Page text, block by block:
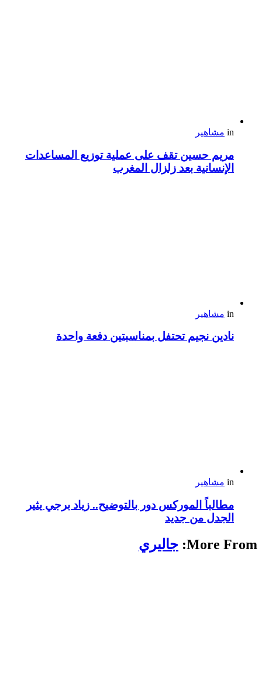
in مشاهير
مريم حسين تقف على عملية توزيع المساعدات
الإنسانية بعد زلزال المغرب
in مشاهير
نادين نجيم تحتفل بمناسبتين دفعة واحدة
in مشاهير
مطالباً الموركس دور بالتوضيح.. زياد برجي يثير
الجدل من جديد
More From: جاليري